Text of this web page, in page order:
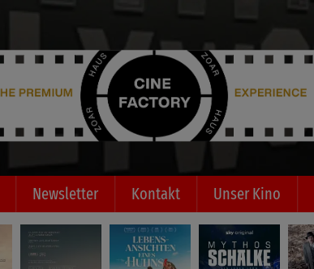
Newsletter Kontakt Unser Kino